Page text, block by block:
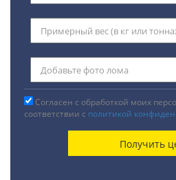
Согласен с обработкой моих
соответствии с политикой